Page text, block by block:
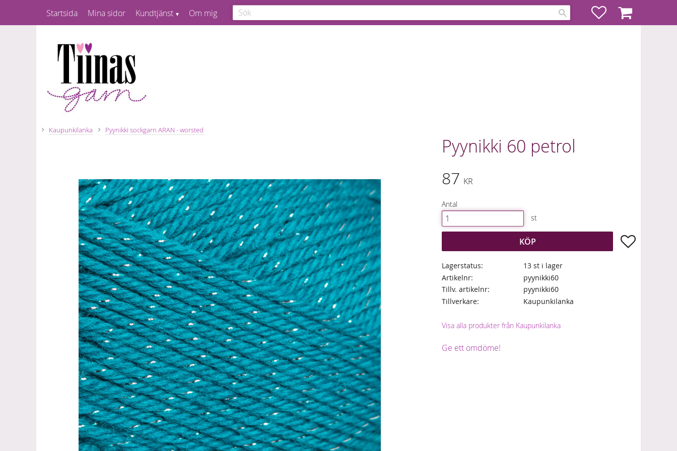
FavoriterKundvagn
Startsida Mina sidor Kundtjänst Om mig
Kaupunkilanka Pyynikki sockgarn ARAN - worsted
Pyynikki 60 petrol
87 KR
Antal
st
KÖP Lägg till i
Lagerstatus
13 st i lager
Artikelnr
pyynikki60
Tillv. artikelnr
pyynikki60
Tillverkare
Kaupunkilanka
Visa alla produkter från Kaupunkilanka
Ge ett omdöme!